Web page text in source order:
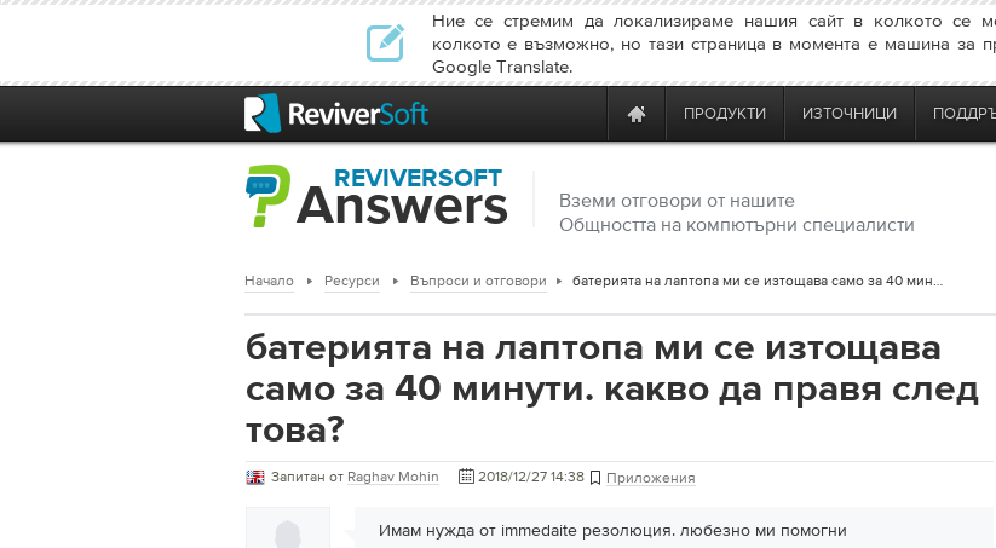
Ние се стремим да локализираме нашия сайт в колкото се
колкото е възможно, но тази страница в момента е машина за
Google Translate.
ПРОДУКТИ ИЗТОЧНИЦИ
REVIVERSOFT
Answers
Вземи отговори от нашите
Общността на компютърни специалисти
Начало Ресурси Въпроси и отговори батерията на лаптопа ми се изтощава само за 40 минути. какво да правя след това?
батерията на лаптопа ми се изтощава
само за 40 минути. какво да правя след
това?
Запитан от Raghav Mohin 2018/12/27 14:38 Приложения
Имам нужда от immedaite резолюция. любезно ми помогни